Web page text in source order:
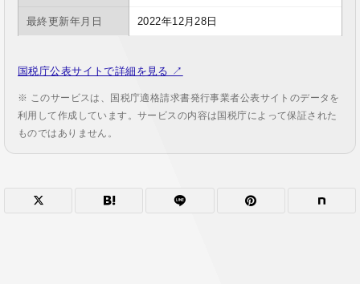
最終更新年月日 2022年12月28日
国税庁公表サイトで詳細を見る ↗
※ このサービスは、国税庁適格請求書発行事業者公表サイトのデータを
利用して作成しています。サービスの内容は国税庁によって保証された
ものではありません。